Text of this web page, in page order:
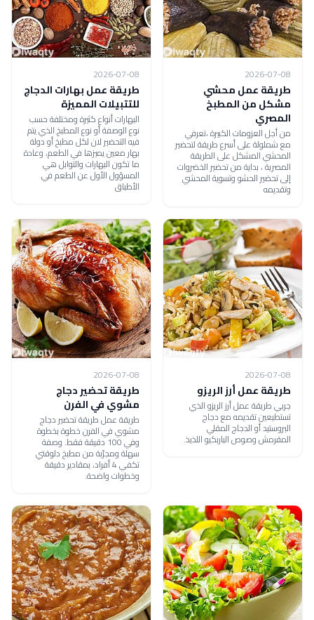
2026-07-08
طريقة عمل محشي
مشكل من المطبخ
المصري
من أجل العزومات الكبيرة ،تعرفي
مع شملولة على أسرع طريقة لتحضير
المحشي المشكل على الطريقة
المصرية ، بداية من تحضير الخضروات
إلى تحضير الحشو وتسوية المحشي
وتقديمه
2026-07-08
طريقة عمل بهارات الدجاج
للتتبيلات المميزة
البهارات أنواع كثيرة ومختلفة حسب
نوع الوصفة أو نوع المطبخ الذي يتم
فيه التحضير لان لكل مطبخ أو دولة
بهار معين يميزها في الطعم، وعادة
ما تكون البهارات والتوابل هي
المسؤول الأول عن الطعم في
الأطباق
2026-07-08
طريقة عمل أرز الريزو
جربي طريقة عمل أرز الريزو الذي
تستطيعين تقديمه مع دجاج
البروستيد أو الدجاج المقلي
المقرمش وصوص الباربكيو اللذيذ.
2026-07-08
طريقة تحضير دجاج
مشوي في الفرن
طريقة عمل طريقة تحضير دجاج
مشوي في الفرن خطوة بخطوة
وفي 100 دقيقة فقط. وصفة
سهلة ومجرّبة من مطبخ دلوقتي
تكفي 4 أفراد، بمقادير دقيقة
وخطوات واضحة.